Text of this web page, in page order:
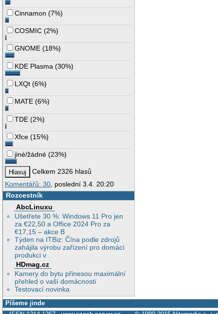
Cinnamon (7%)
COSMIC (2%)
GNOME (18%)
KDE Plasma (30%)
LXQt (6%)
MATE (6%)
TDE (2%)
Xfce (15%)
jiné/žádné (23%)
Celkem 2326 hlasů
Komentářů: 30 , poslední 3.4. 20:20
Rozcestník
AbcLinuxu
Ušetřete 30 %: Windows 11 Pro jen
za €22,50 a Office 2024 Pro za
€17,15 – akce B
Týden na ITBiz: Čína podle zdrojů
zahájila výrobu zařízení pro domácí
produkci v
HDmag.cz
Kamery do bytu přinesou maximální
přehled o vaší domácnosti
Testovací novinka
Píšeme jinde